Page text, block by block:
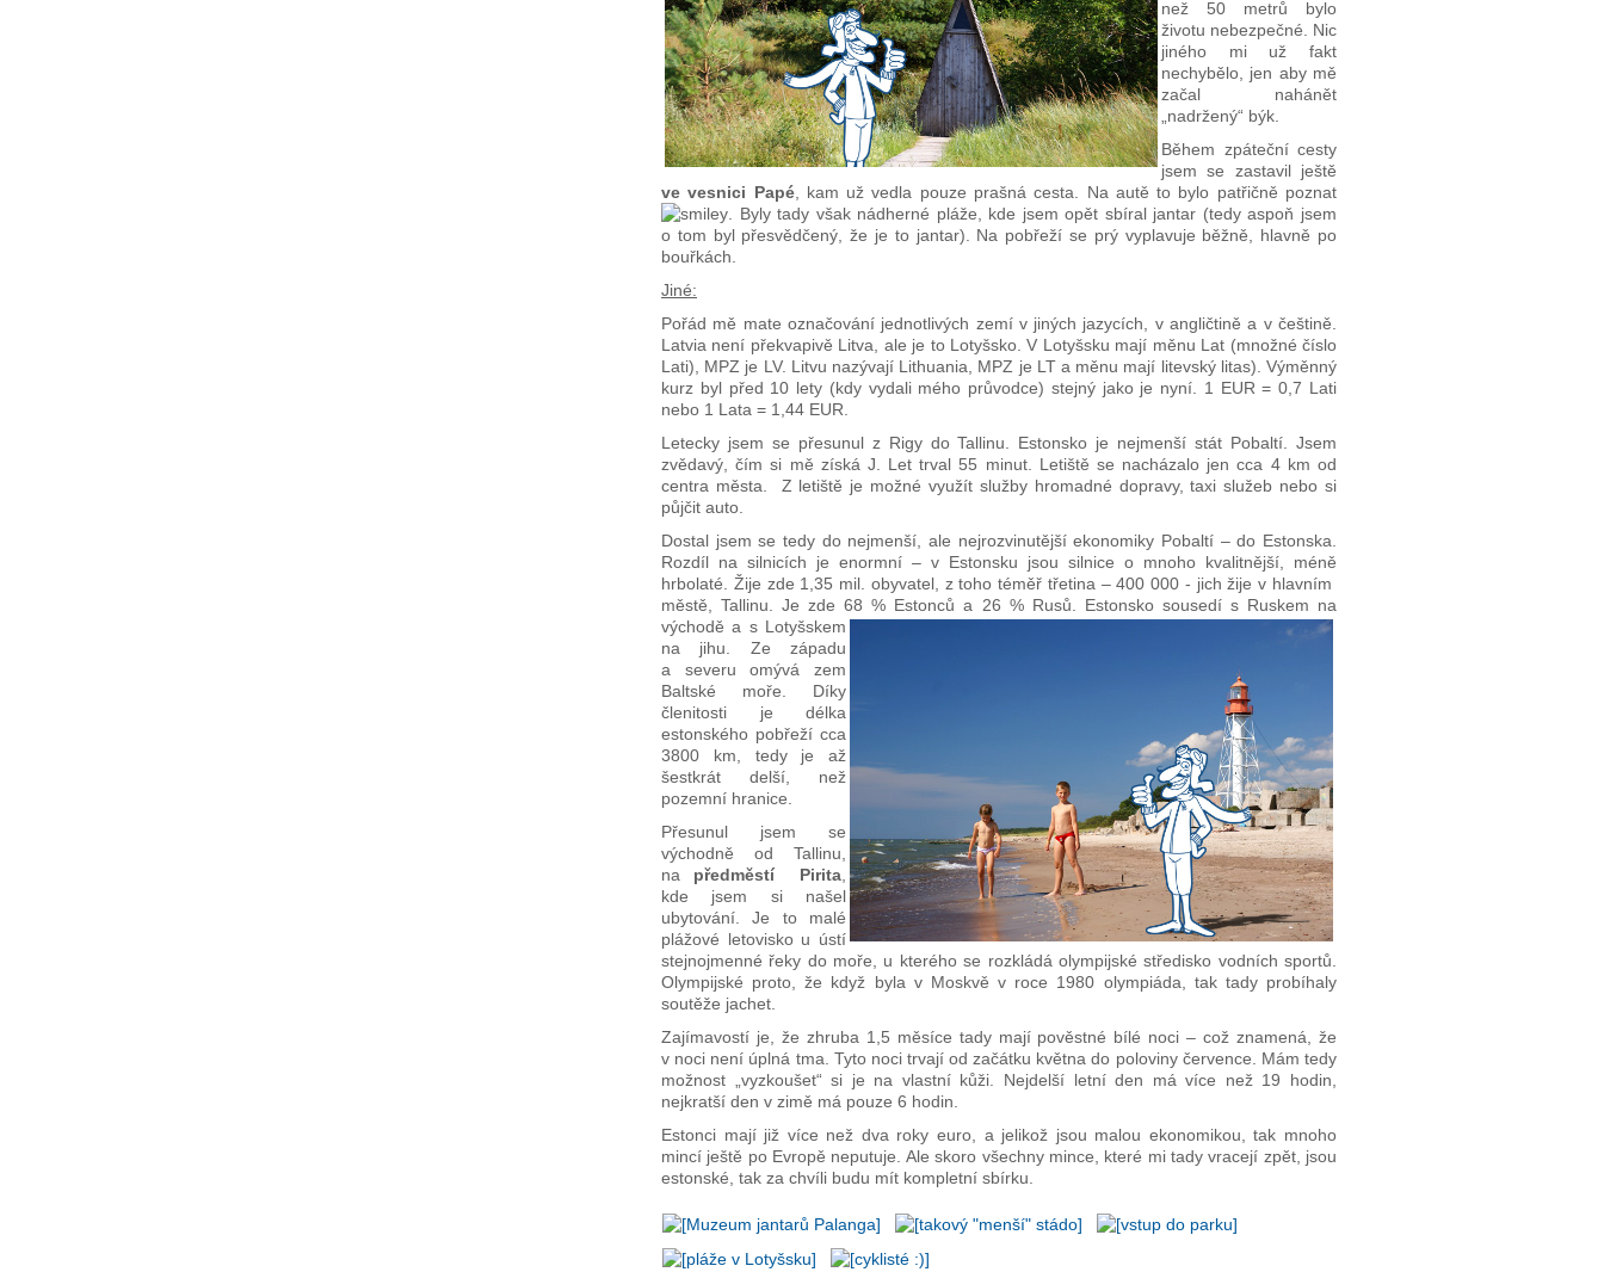
než 50 metrů bylo
životu nebezpečné. Nic
jiného mi už fakt
nechybělo, jen aby mě
začal nahánět
„nadržený“ býk.
Během zpáteční cesty
jsem se zastavil ještě
ve vesnici Papé, kam už vedla pouze prašná cesta. Na autě to bylo patřičně poznat
. Byly tady však nádherné pláže, kde jsem opět sbíral jantar (tedy aspoň jsem
o tom byl přesvědčený, že je to jantar). Na pobřeží se prý vyplavuje běžně, hlavně po
bouřkách.
Jiné:
Pořád mě mate označování jednotlivých zemí v jiných jazycích, v angličtině a v češtině.
Latvia není překvapivě Litva, ale je to Lotyšsko. V Lotyšsku mají měnu Lat (množné číslo
Lati), MPZ je LV. Litvu nazývají Lithuania, MPZ je LT a měnu mají litevský litas). Výměnný
kurz byl před 10 lety (kdy vydali mého průvodce) stejný jako je nyní. 1 EUR = 0,7 Lati
nebo 1 Lata = 1,44 EUR.
Letecky jsem se přesunul z Rigy do Tallinu. Estonsko je nejmenší stát Pobaltí. Jsem
zvědavý, čím si mě získá J. Let trval 55 minut. Letiště se nacházalo jen cca 4 km od
centra města. Z letiště je možné využít služby hromadné dopravy, taxi služeb nebo si
půjčit auto.
Dostal jsem se tedy do nejmenší, ale nejrozvinutější ekonomiky Pobaltí – do Estonska.
Rozdíl na silnicích je enormní – v Estonsku jsou silnice o mnoho kvalitnější, méně
hrbolaté. Žije zde 1,35 mil. obyvatel, z toho téměř třetina – 400 000 - jich žije v hlavním
městě, Tallinu. Je zde 68 % Estonců a 26 % Rusů. Estonsko sousedí s Ruskem na
východě a s Lotyšskem
na jihu. Ze západu
a severu omývá zem
Baltské moře. Díky
členitosti je délka
estonského pobřeží cca
3800 km, tedy je až
šestkrát delší, než
pozemní hranice.
Přesunul jsem se
východně od Tallinu,
na předměstí Pirita
kde jsem si našel
ubytování. Je to malé
plážové letovisko u ústí
stejnojmenné řeky do moře, u kterého se rozkládá olympijské středisko vodních sportů.
Olympijské proto, že když byla v Moskvě v roce 1980 olympiáda, tak tady probíhaly
soutěže jachet.
Zajímavostí je, že zhruba 1,5 měsíce tady mají pověstné bílé noci – což znamená, že
v noci není úplná tma. Tyto noci trvají od začátku května do poloviny července. Mám tedy
možnost „vyzkoušet“ si je na vlastní kůži. Nejdelší letní den má více než 19 hodin,
nejkratší den v zimě má pouze 6 hodin.
Estonci mají již více než dva roky euro, a jelikož jsou malou ekonomikou, tak mnoho
mincí ještě po Evropě neputuje. Ale skoro všechny mince, které mi tady vracejí zpět, jsou
estonské, tak za chvíli budu mít kompletní sbírku.